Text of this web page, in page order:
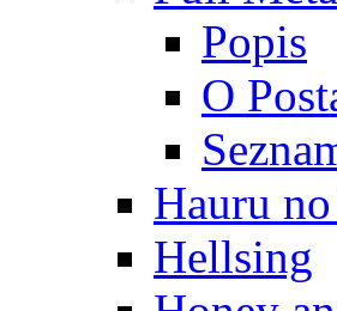
Popis
O
Hauru
Hellsing